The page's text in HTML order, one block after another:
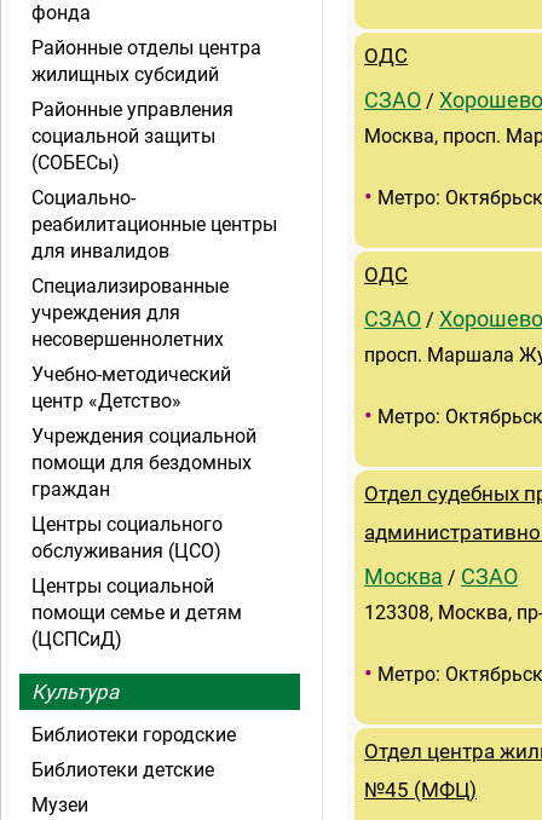
ОДС
СЗАО /
Москва, просп.
• Метро:
ОДС
СЗАО /
просп. Маршала
• Метро:
Отдел судебных
Москва / СЗАО
123308, Москва,
• Метро:
Отдел центра
№45 (МФЦ)
фонда
Районные отделы центра
жилищных субсидий
Районные управления
социальной защиты
(СОБЕСы)
Социально-
реабилитационные центры
для инвалидов
Специализированные
учреждения для
несовершеннолетних
Учебно-методический
центр «Детство»
Учреждения социальной
помощи для бездомных
граждан
Центры социального
обслуживания (ЦСО)
Центры социальной
помощи семье и детям
(ЦСПСиД)
Культура
Библиотеки городские
Библиотеки детские
Музеи